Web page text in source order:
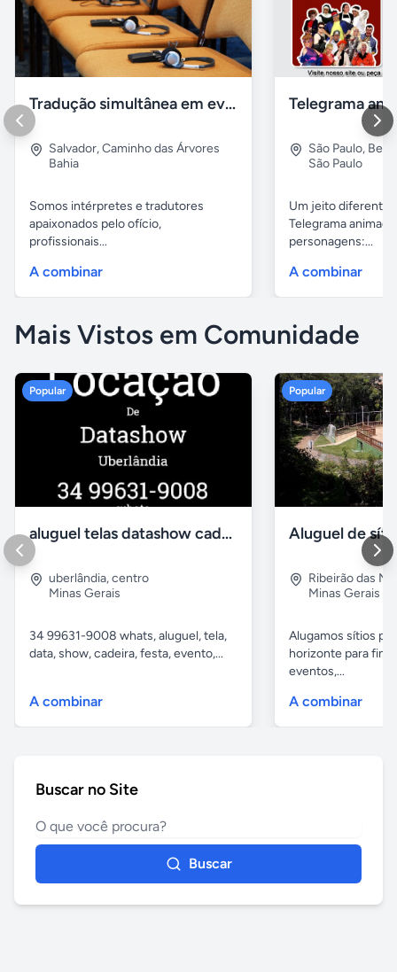
Tradução simultânea em eventos
Salvador,Caminho das Árvores
Bahia
Somos intérpretes e tradutores
apaixonados pelo ofício,
profissionais...
A combinar
São Paulo, Bela
São Paulo
Um jeito diferente
Telegrama
personagens:...
A combinar
Mais Vistos em Comunidade
Popular
aluguel telas datashow cadeiras uberlândia
uberlândia,centro
Minas Gerais
34 99631-9008 whats, aluguel, tela,
data, show, cadeira, festa, evento,...
A combinar
Popular
Ribeirão das
Minas Gerais
Alugamos sítios
horizonte para
eventos,...
A combinar
Buscar no Site
Buscar